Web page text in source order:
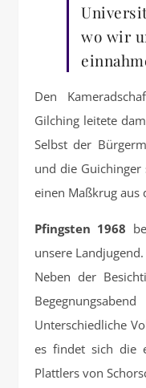
wo wir
Den
Gilching leitete
Selbst der
und die Guichinger
einen Maßkrug aus
Pfingsten 1968
unsere Landjugend.
Neben der
Unterschiedliche
es findet sich die
Plattlers von